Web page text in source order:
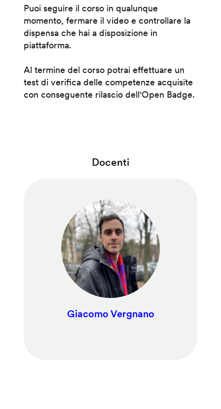
Puoi seguire il corso in qualunque
momento, fermare il video e controllare la
dispensa che hai a disposizione in
piattaforma.
Al termine del corso potrai effettuare un
test di verifica delle competenze acquisite
con conseguente rilascio dell'Open Badge.
Docenti
Giacomo Vergnano